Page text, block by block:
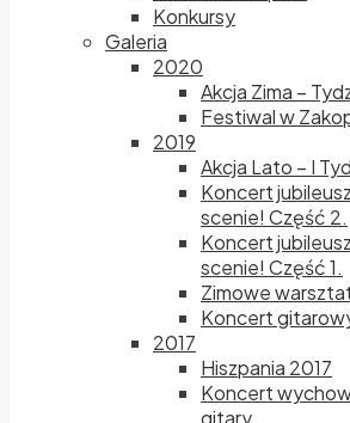
Konkursy
Galeria
2020
Akcja Zima –
Festiwal w
2019
Akcja Lato – I
Koncert
scenie! Część 2.
Koncert
scenie! Część 1.
Zimowe
Koncert
2017
Hiszpania 2017
Koncert
gitary